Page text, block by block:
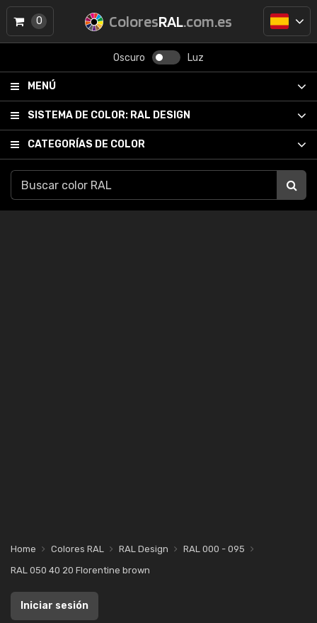
ColoresRAL.com.es
Oscuro Luz
MENÚ
SISTEMA DE COLOR: RAL DESIGN
CATEGORÍAS DE COLOR
0
Home Colores RAL RAL Design
RAL 000 - 095
RAL 050 40 20 Florentine brown
Iniciar sesión